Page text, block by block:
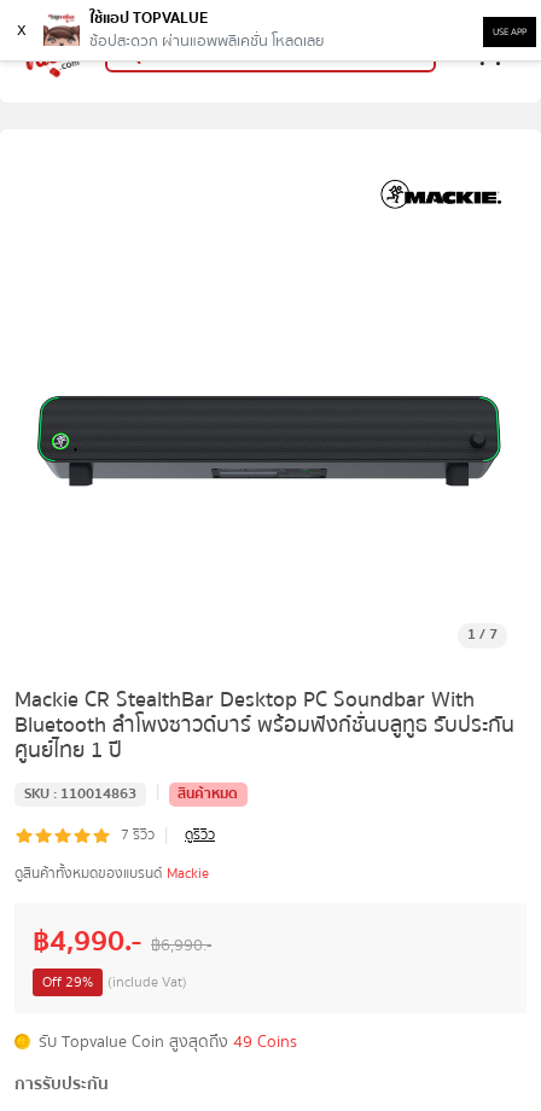
x
ใช้แอป TOPVALUE
ช้อปสะดวก ผ่านแอพพลิเคชั่น โหลดเลย
USE APP
1 / 7
Mackie CR StealthBar Desktop PC Soundbar With
Bluetooth ลําโพงซาวด์บาร์ พร้อมฟังก์ชั่นบลูทูธ รับประกัน
ศูนย์ไทย 1 ปี
SKU : 110014863 |
สินค้าหมด
7 รีวิว |
ดูรีวิว
ดูสินค้าทั้งหมดของแบรนด์ Mackie
฿4,990.- ฿6,990.-
Off29% (include Vat)
รับ Topvalue Coin สูงสุดถึง 49 Coins
การรับประกัน